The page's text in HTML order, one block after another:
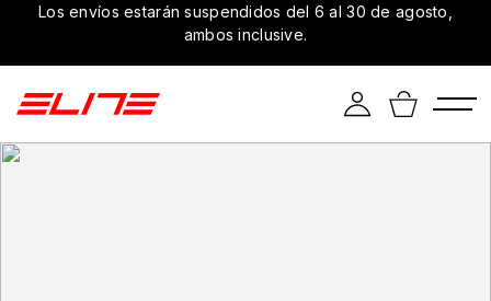
Los envíos estarán suspendidos del 6 al 30 de agosto,
ambos inclusive.